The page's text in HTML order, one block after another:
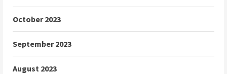
October 2023
September 2023
August 2023